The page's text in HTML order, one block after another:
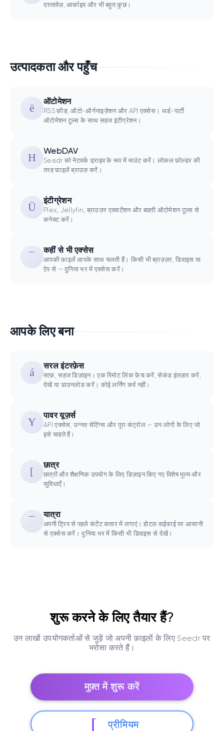
दस्तावेज़, आर्काइव और भी बहुत कुछ।
उत्पादकता और पहुँच
ऑटोमेशन
RSS फ़ीड, ऑटो-ऑर्गनाइज़ेशन और API एक्सेस। थर्ड-पार्टी
ऑटोमेशन टूल्स के साथ सहज इंटीग्रेशन।
WebDAV
Seedr को नेटवर्क ड्राइव के रूप में माउंट करें। लोकल फ़ोल्डर की
तरह फ़ाइलें ब्राउज़ करें।
इंटीग्रेशन
Plex, Jellyfin, ब्राउज़र एक्सटेंशन और बाहरी ऑटोमेशन टूल्स से
कनेक्ट करें।
कहीं से भी एक्सेस
आपकी फ़ाइलें आपके साथ चलती हैं। किसी भी ब्राउज़र, डिवाइस या
ऐप से — दुनिया भर में एक्सेस करें।
आपके लिए बना
सरल इंटरफ़ेस
साफ़, सहज डिज़ाइन। एक रिमोट लिंक फ़ेच करें, सेकंड इंतज़ार करें,
देखें या डाउनलोड करें। कोई लर्निंग कर्व नहीं।
पावर यूज़र्स
API एक्सेस, उन्नत सेटिंग्स और पूरा कंट्रोल — उन लोगों के लिए जो
इसे चाहते हैं।
छात्र
छात्रों और शैक्षणिक उपयोग के लिए डिज़ाइन किए गए विशेष मूल्य और
सुविधाएँ।
यात्रा
अपनी ट्रिप से पहले कंटेंट कतार में लगाएं। होटल वाईफाई पर आसानी
से एक्सेस करें। दुनिया भर में किसी भी डिवाइस से देखें।
शुरू करने के लिए तैयार हैं?
उन लाखों उपयोगकर्ताओं से जुड़ें जो अपनी फ़ाइलों के लिए Seedr पर
भरोसा करते हैं।
मुफ़्त में शुरू करें
प्रीमियम